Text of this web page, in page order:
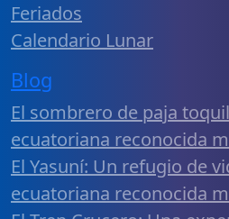
Feriados
Calendario Lunar
Blog
El sombrero de paja
ecuatoriana reconocida
El Yasuní: Un refugio de
ecuatoriana reconocida